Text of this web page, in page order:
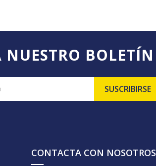
NUESTRO BOLETÍN
CONTACTA CON NOSOTROS